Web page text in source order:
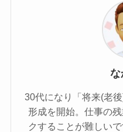
な
30代になり「将来(老
形成を開始。仕事の
クすることが難しい